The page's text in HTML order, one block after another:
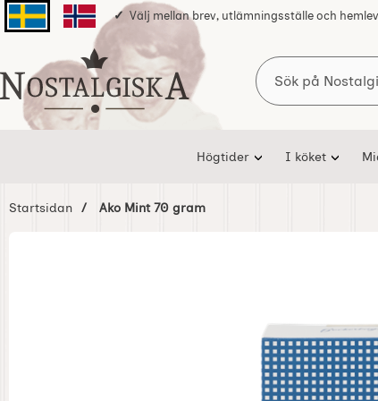
Svenska sidanNorska sidan
Välj mellan brev, utlämningsställe och
Startsidan för Nostalgiska
Sök
Högtider I köket
Startsidan Ako Mint 70 gram